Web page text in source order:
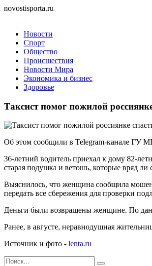
novostisporta.ru
Новости
Спорт
Общество
Происшествия
Новости Мира
Экономика и бизнес
Здоровье
Таксист помог пожилой
Об этом сообщили в Telegram-канале ГУ
36-летний водитель приехал к дому 82-
старая подушка и ветошь, которые вряд
Выяснилось, что женщина сообщила
передать все сбережения для проверки
Деньги были возвращены женщине. По
Ранее, в августе, неравнодушная
Источник и фото - lenta.ru